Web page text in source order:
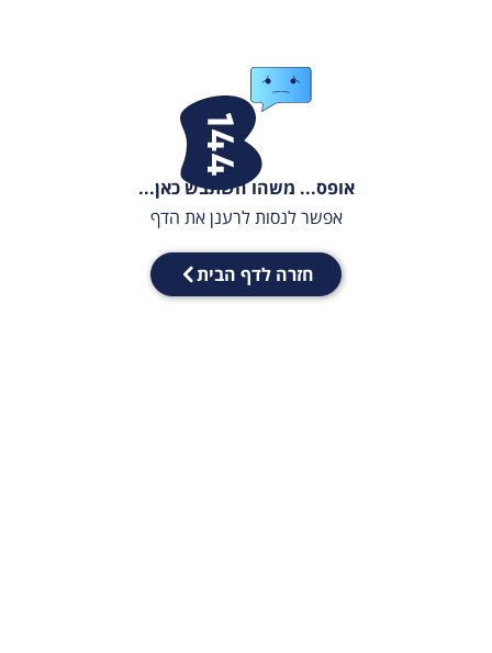
אופס... משהו השתבש כאן...
אפשר לנסות לרענן את הדף
חזרה לדף הבית